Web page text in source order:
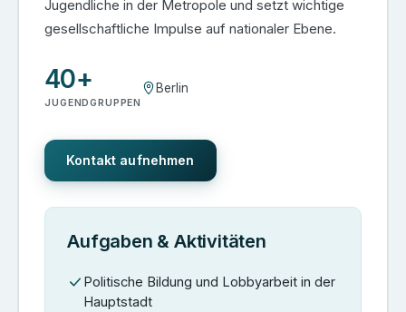
Jugendliche in der Metropole und setzt wichtige
gesellschaftliche Impulse auf nationaler Ebene.
40+
JUGENDGRUPPEN
Berlin
Kontakt aufnehmen
Aufgaben & Aktivitäten
Politische Bildung und Lobbyarbeit in der
Hauptstadt